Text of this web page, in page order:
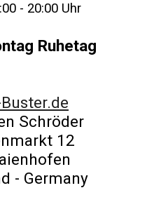
- 20:00 Uhr
Ruhetag
Schröder
12
- Germany